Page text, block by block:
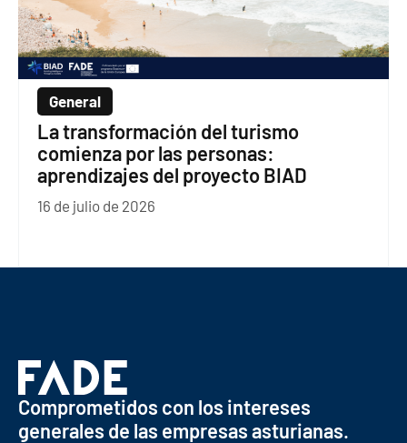
General
La transformación del turismo
comienza por las personas:
aprendizajes del proyecto BIAD
16 de julio de 2026
Comprometidos con los intereses
generales de las empresas asturianas.